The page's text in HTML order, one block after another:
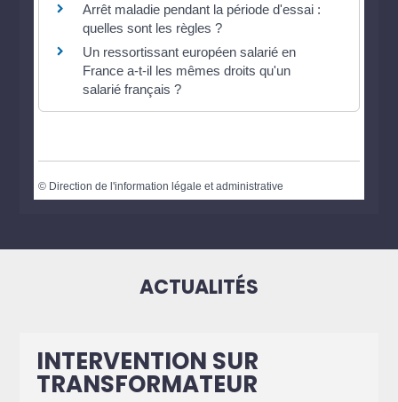
Arrêt maladie pendant la période d'essai :
quelles sont les règles ?
Un ressortissant européen salarié en
France a-t-il les mêmes droits qu'un
salarié français ?
© Direction de l'information légale et administrative
ACTUALITÉS
INTERVENTION SUR
TRANSFORMATEUR